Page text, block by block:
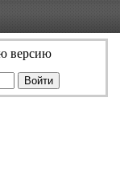
версию